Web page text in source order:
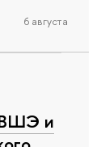
6 августа
ВШЭ и